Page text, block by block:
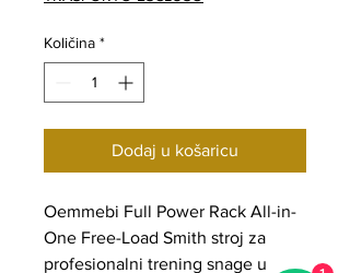
Količina *
Dodaj u košaricu
Oemmebi Full Power Rack All-in-
One Free-Load Smith stroj za
profesionalni trening snage u